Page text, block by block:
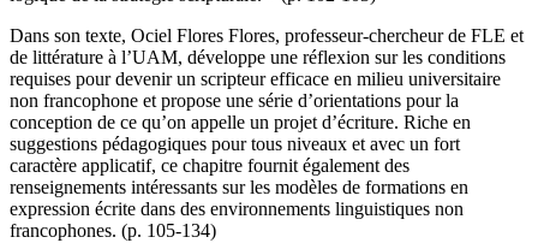
Dans son texte, Ociel Flores Flores, professeur-chercheur de FLE et
de littérature à l’UAM, développe une réflexion sur les conditions
requises pour devenir un scripteur efficace en milieu universitaire
non francophone et propose une série d’orientations pour la
conception de ce qu’on appelle un projet d’écriture. Riche en
suggestions pédagogiques pour tous niveaux et avec un fort
caractère applicatif, ce chapitre fournit également des
renseignements intéressants sur les modèles de formations en
expression écrite dans des environnements linguistiques non
francophones. (p. 105-134)